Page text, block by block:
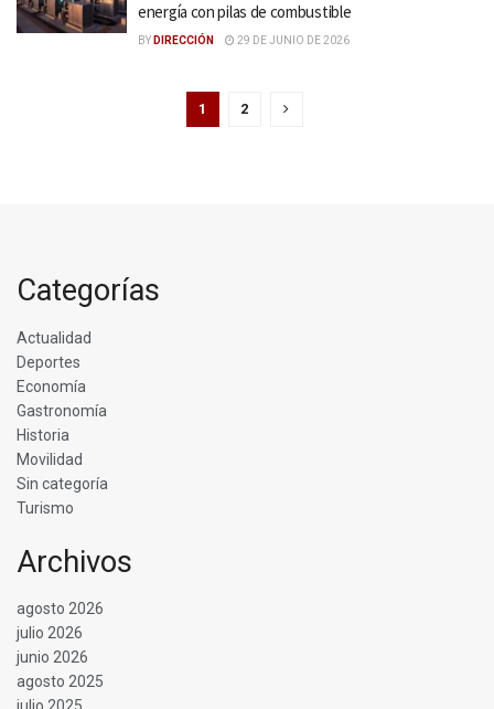
energía con pilas de combustible
BY DIRECCIÓN 29 DE JUNIO DE 2026
1 2
Categorías
Actualidad
Deportes
Economía
Gastronomía
Historia
Movilidad
Sin categoría
Turismo
Archivos
agosto 2026
julio 2026
junio 2026
agosto 2025